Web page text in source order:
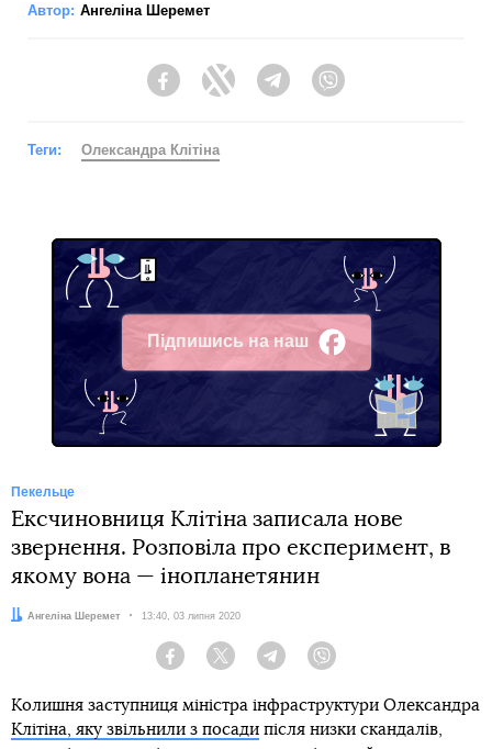
Автор: Ангеліна Шеремет
FacebookTwitter Telegram
Теги: Олександра Клітіна
Підпишись на наш
Facebook
Пекельце
Ексчиновниця Клітіна записала нове
звернення. Розповіла про експеримент, в
якому вона — інопланетянин
Автор:
Ангеліна Шеремет Дата:
13:40, 03 липня 2020
Facebook Twitter Telegram
Колишня заступниця міністра інфраструктури Олександра
Клітіна, яку звільнили з посади після низки скандалів,